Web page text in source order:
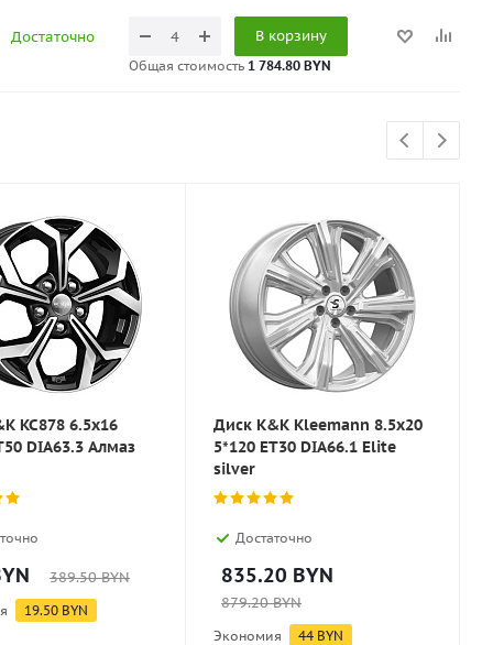
Достаточно В корзину
Общая стоимость 1 784.80 BYN
KC878 6.5x16
DIA63.3 Алмаз
389.50BYN
19.50 BYN
Диск K&K Kleemann 8.5x20
5*120 ET30 DIA66.1 Elite
silver
Достаточно
835.20 BYN
879.20BYN
Экономия 44 BYN